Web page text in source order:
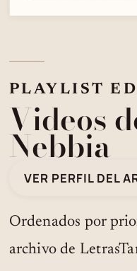
PLAYLIST
Videos
Nebbia
VER PERFIL DEL
Ordenados por
archivo de